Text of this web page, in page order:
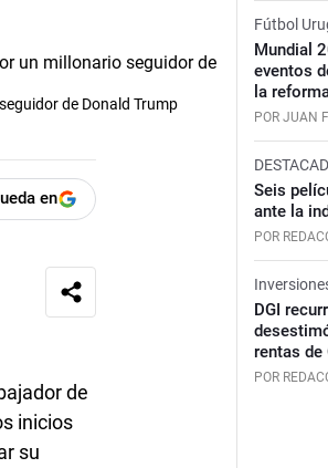
de Donald Trump
en
de
inicios
su
Fútbol
Mundial
eventos
la
POR JUAN
Seis
ante la
POR
DGI
rentas de
POR